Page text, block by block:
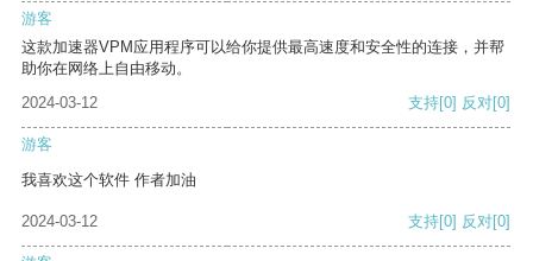
游客
这款加速器VPM应用程序可以给你提供最高速度和安全性的连接，并帮
助你在网络上自由移动。
2024-03-12
支持[0] 反对[0]
游客
我喜欢这个软件 作者加油
2024-03-12 支持[0] 反对[0]